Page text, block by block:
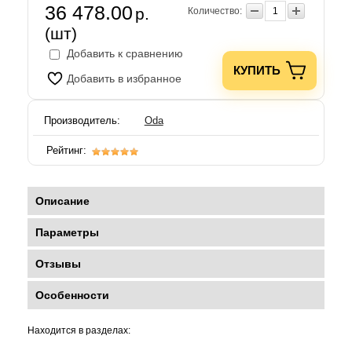
36 478.00 р.
(шт)
Количество:
Добавить к сравнению
Добавить в избранное
КУПИТЬ
Производитель: Oda
Рейтинг:
Описание
Параметры
Отзывы
Особенности
Находится в разделах: